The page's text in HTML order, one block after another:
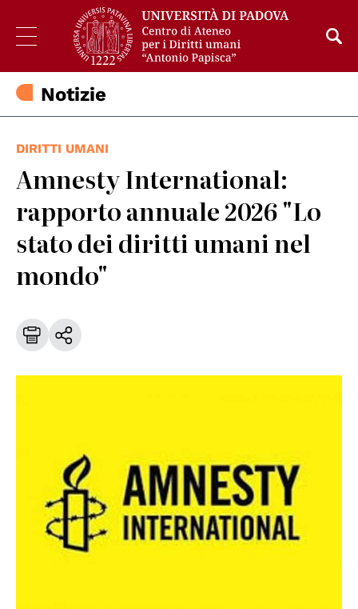
Notizie
DIRITTI UMANI
Amnesty International:
rapporto annuale 2026 "Lo
stato dei diritti umani nel
mondo"